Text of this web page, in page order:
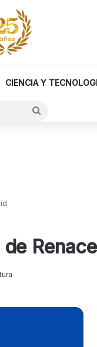
CIENCIA Y